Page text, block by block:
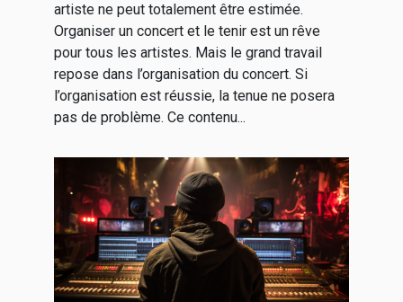
artiste ne peut totalement être estimée.
Organiser un concert et le tenir est un rêve
pour tous les artistes. Mais le grand travail
repose dans l’organisation du concert. Si
l’organisation est réussie, la tenue ne posera
pas de problème. Ce contenu...